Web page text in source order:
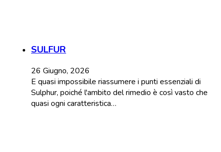
SULFUR
26 Giugno, 2026
E quasi impossibile riassumere i punti essenziali di
Sulphur, poiché l'ambito del rimedio è così vasto che
quasi ogni caratteristica…